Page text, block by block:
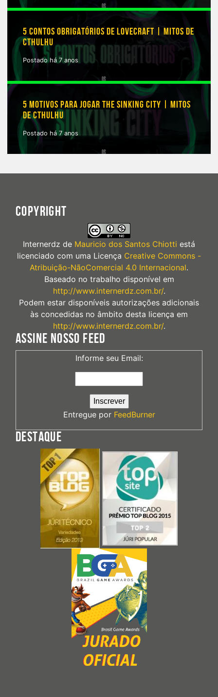
5 CONTOS OBRIGATÓRIOS DE LOVECRAFT | MITOS DE
CTHULHU
Postado há 7 anos
5 MOTIVOS PARA JOGAR THE SINKING CITY | MITOS
DE CTHULHU
Postado há 7 anos
COPYRIGHT
Internerdz de Mauricio dos Santos Chiotti está
licenciado com uma Licença Creative Commons -
Atribuição-NãoComercial 4.0 Internacional.
Baseado no trabalho disponível em
http://www.internerdz.com.br/.
Podem estar disponíveis autorizações adicionais
às concedidas no âmbito desta licença em
http://www.internerdz.com.br/.
ASSINE NOSSO FEED
Informe seu Email:
Entregue por FeedBurner
DESTAQUE